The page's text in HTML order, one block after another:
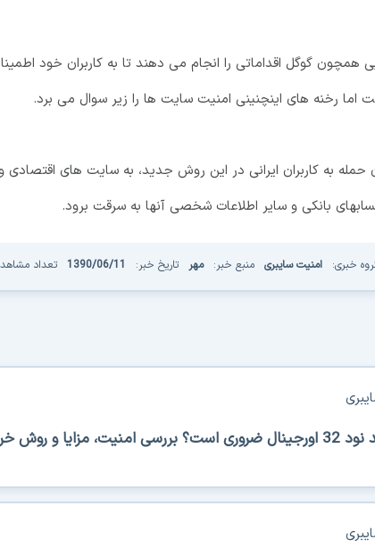
همچون گوگل اقداماتی را انجام می دهند تا به کاربران خود
است اما رخنه های اینچنینی امنیت سایت ها را زیر سوال می برد.
به کاربران ایرانی در این روش جدید، به سایت های اقتصادی و
بانکی و سایر اطلاعات شخصی آنها به سرقت برود.
خبری: امنیت سایبری منبع خبر: مهر تاریخ خبر: 1390/06/11 تعداد
مزایا و روش خرید مطمئن